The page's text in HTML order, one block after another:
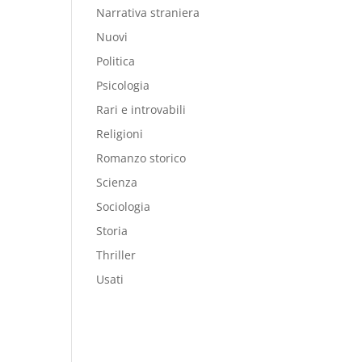
Narrativa straniera
Nuovi
Politica
Psicologia
Rari e introvabili
Religioni
Romanzo storico
Scienza
Sociologia
Storia
Thriller
Usati